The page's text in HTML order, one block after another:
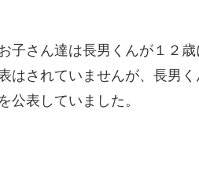
子さん達は長男くんが１２
はされていませんが、長男
公表していました。